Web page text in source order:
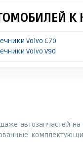
Volvo C70
Volvo V90
автозапчастей